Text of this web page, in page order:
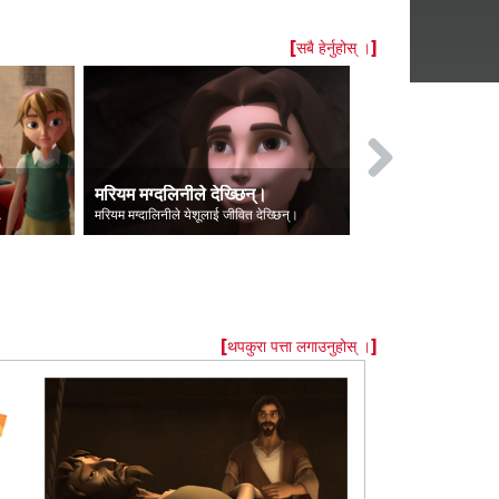
[सबै हेर्नुहोस् ।]
मरियम मग्‍दलिनीले देख्छिन्।
मरियम मग्दालिनीले येशूलाई जीवित देख्छिन्।
[थपकुरा पत्ता लगाउनुहोस् ।]